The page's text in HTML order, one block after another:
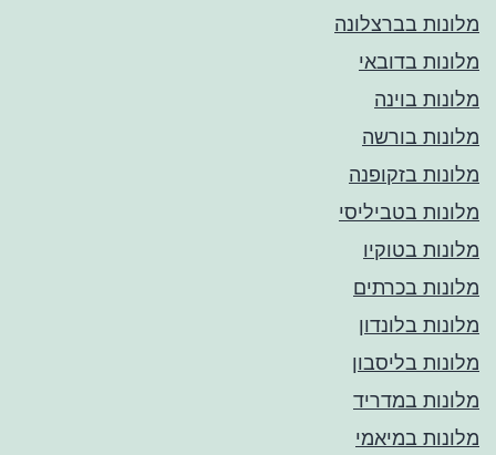
מלונות בברצלונה
מלונות בדובאי
מלונות בוינה
מלונות בורשה
מלונות בזקופנה
מלונות בטביליסי
מלונות בטוקיו
מלונות בכרתים
מלונות בלונדון
מלונות בליסבון
מלונות במדריד
מלונות במיאמי